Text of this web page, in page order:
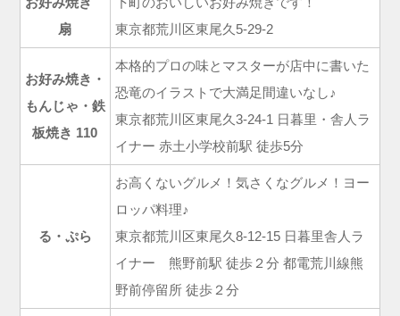
扇
東京都荒川区東尾久5-29-2
お好み焼き・
もんじゃ・鉄
板焼き 110
本格的プロの味とマスターが店中に書いた
恐竜のイラストで大満足間違いなし♪
東京都荒川区東尾久3-24-1 日暮里・舎人ラ
イナー 赤土小学校前駅 徒歩5分
る・ぷら
お高くないグルメ！気さくなグルメ！ヨー
ロッパ料理♪
東京都荒川区東尾久8-12-15 日暮里舎人ラ
イナー 熊野前駅 徒歩２分 都電荒川線熊
野前停留所 徒歩２分